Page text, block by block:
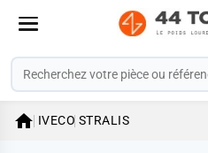
 IVECO STRALIS